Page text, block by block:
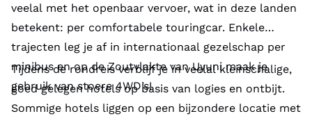
veelal met het openbaar vervoer, wat in deze landen
betekent: per comfortabele touringcar. Enkele
trajecten leg je af in internationaal gezelschap per
minibus en op de Zoutvlakte van Uyuni maak je
gebruik van stoere 4WD’s!
Tijdens de rondreis verblijf je in veelal kleinschalige,
goed gelegen hotels op basis van logies en ontbijt.
Sommige hotels liggen op een bijzondere locatie met